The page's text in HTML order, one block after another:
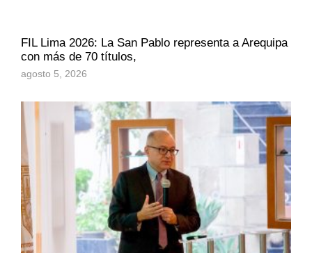
FIL Lima 2026: La San Pablo representa a Arequipa
con más de 70 títulos,
agosto 5, 2026